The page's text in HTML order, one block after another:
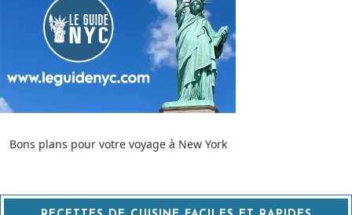
Bons plans pour votre voyage à New York